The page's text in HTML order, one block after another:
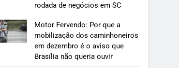
rodada de negócios em SC
Motor Fervendo: Por que a
mobilização dos caminhoneiros
em dezembro é o aviso que
Brasília não queria ouvir